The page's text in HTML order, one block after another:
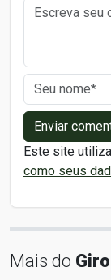
Enviar
Este site
como seus
Mais do